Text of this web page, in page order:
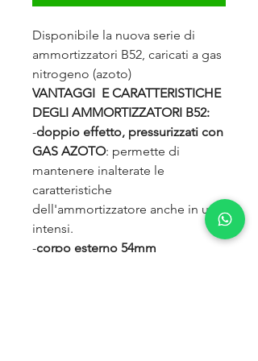
Disponibile la nuova serie di
ammortizzatori B52, caricati a gas
nitrogeno (azoto)
VANTAGGI E CARATTERISTICHE
DEGLI AMMORTIZZATORI B52:
-doppio effetto, pressurizzati con
GAS AZOTO: permette di
mantenere inalterate le
caratteristiche
dell'ammortizzatore anche in usi
intensi.
-corpo esterno 54mm